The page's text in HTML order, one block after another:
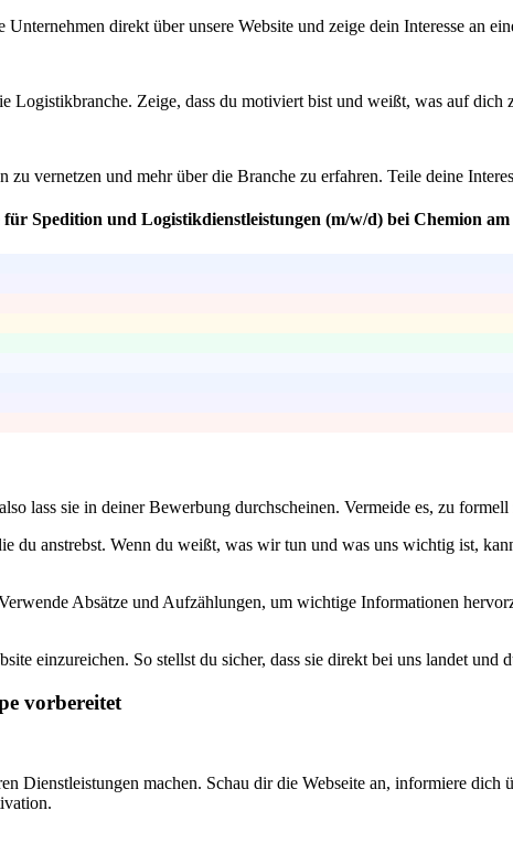
direkt über unsere Website und zeige dein Interesse an
Logistikbranche. Zeige, dass du motiviert bist und weißt, was auf dich
vernetzen und mehr über die Branche zu erfahren. Teile deine
Spedition und Logistikdienstleistungen (m/w/d) bei Chemion
lass sie in deiner Bewerbung durchscheinen. Vermeide es, zu
du anstrebst. Wenn du weißt, was wir tun und was uns wichtig ist,
Absätze und Aufzählungen, um wichtige Informationen
einzureichen. So stellst du sicher, dass sie direkt bei uns landet
vorbereitet
Dienstleistungen machen. Schau dir die Webseite an, informiere